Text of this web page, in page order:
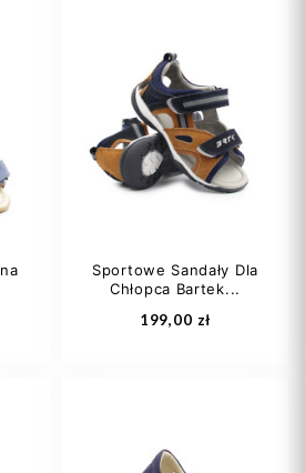
23
25
Dodaj do koszyka
Sportowe Sandały Dla
Chłopca Bartek...
199,00 zł